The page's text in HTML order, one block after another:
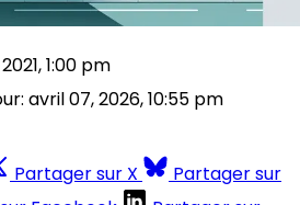
1:00 pm
avril 07, 2026, 10:55 pm
Partager sur X
Partager sur